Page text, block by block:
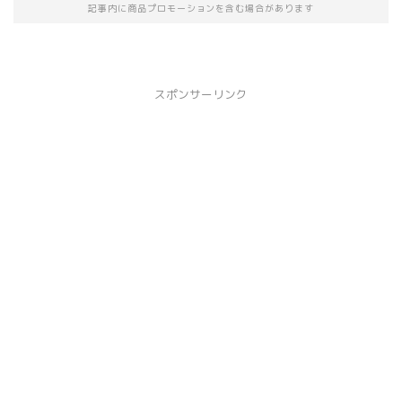
記事内に商品プロモーションを含む場合があります
スポンサーリンク